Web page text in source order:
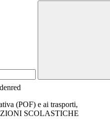
(POF) e ai trasporti,
SCOLASTICHE